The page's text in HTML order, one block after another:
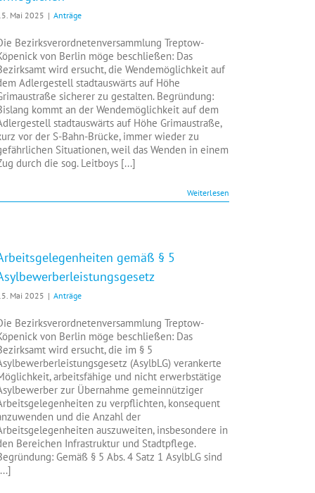
Mai 2025 | Anträge
Bezirksverordnetenversammlung Treptow-
von Berlin möge beschließen: Das
wird ersucht, die Wendemöglichkeit auf
Adlergestell stadtauswärts auf Höhe
sicherer zu gestalten. Begründung:
kommt an der Wendemöglichkeit auf dem
stadtauswärts auf Höhe Grimaustraße,
vor der S-Bahn-Brücke, immer wieder zu
Situationen, weil das Wenden in einem
durch die sog. Leitboys [...]
Weiterlesen
gemäß § 5
Mai 2025 | Anträge
Bezirksverordnetenversammlung Treptow-
von Berlin möge beschließen: Das
wird ersucht, die im § 5
(AsylbLG) verankerte
arbeitsfähige und nicht erwerbstätige
zur Übernahme gemeinnütziger
zu verpflichten, konsequent
und die Anzahl der
auszuweiten, insbesondere in
Bereichen Infrastruktur und Stadtpflege.
Gemäß § 5 Abs. 4 Satz 1 AsylbLG sind